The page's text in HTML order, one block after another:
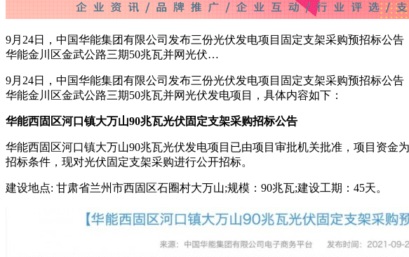
9月24日，中国华能集团有限公司发布三份光伏发电项目固定支架采购预招标公
华能金川区金武公路三期50兆瓦并网光伏…
9月24日，中国华能集团有限公司发布三份光伏发电项目固定支架采购预招标公
华能金川区金武公路三期50兆瓦并网光伏发电项目，具体内容如下：
华能西固区河口镇大万山90兆瓦光伏固定支架采购招标公告
华能西固区河口镇大万山90兆瓦光伏发电项目已由项目审批机关批准，项目资
招标条件，现对光伏固定支架采购进行公开招标。
建设地点: 甘肃省兰州市西固区石圈村大万山;规模：90兆瓦;建设工期：45天。